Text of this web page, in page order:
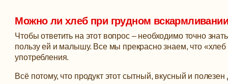
Можно ли хлеб при грудном
Чтобы ответить на этот вопрос – необходимо точно
пользу ей и малышу. Все мы прекрасно знаем, что
употребления.
Всё потому, что продукт этот сытный, вкусный и